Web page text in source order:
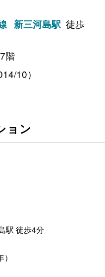
新三河島駅 徒歩
階
10）
ョン
駅 徒歩4分